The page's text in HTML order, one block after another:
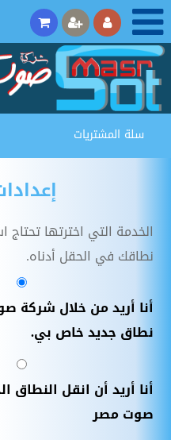
سلة المشتريات
الخدمة التي اخترتها
نطاقك في الحقل أدناه.
أنا أريد من خلال شركة
نطاق جديد خاص بي.
أنا أريد أن انقل
صوت مصر